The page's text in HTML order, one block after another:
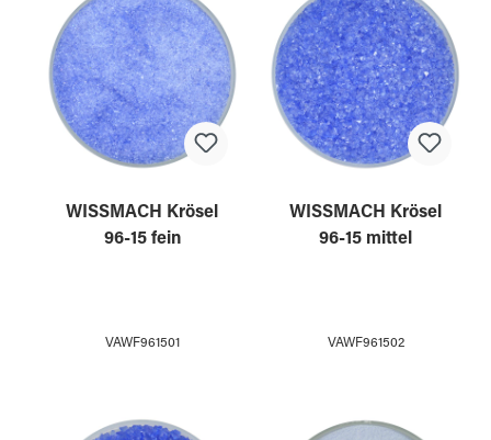
WISSMACH Krösel
96-15 fein
VAWF961501
WISSMACH Krösel
96-15 mittel
VAWF961502